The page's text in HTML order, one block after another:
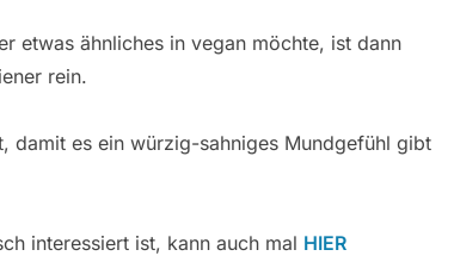
etwas ähnliches in vegan möchte, ist dann
rein.
damit es ein würzig-sahniges Mundgefühl gibt
interessiert ist, kann auch mal HIER